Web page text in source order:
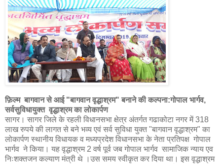
फ़िल्म बागवान से आई"बागवान वृद्धाश्रम" बनाने की कल्पना:गोपाल भार्गव,
सर्वसुविधायुक्त वृद्धाश्रम का लोकार्पण
सागर। सागर जिले के रहली विधानसभा क्षेत्र अंतर्गत गढाकोटा नगर में 318
लाख रुपये की लागत से बने भव्य एवं सर्व सुविधा युक्त "बागवान वृद्धाश्रम" का
लोकार्पण स्थानीय विधायक व मध्यप्रदेश विधानसभा के नेता प्रतिपक्ष गोपाल
भार्गव ने किया। यह वृद्धाश्रम 2 वर्ष पूर्व जब गोपाल भार्गव सामाजिक न्याय एव
निःशक्तजन कल्याण मंत्री थे ।उस समय स्वीकृत कर दिया था। इस वृद्धाश्रम